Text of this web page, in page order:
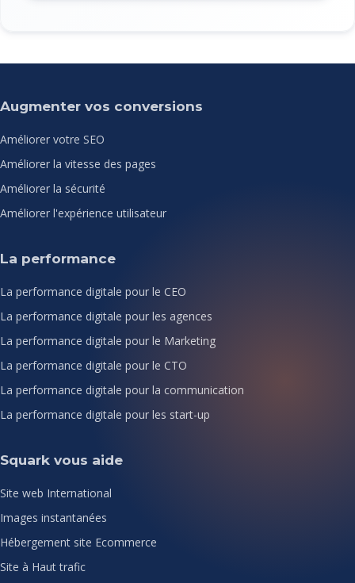
Augmenter vos conversions
Améliorer votre SEO
Améliorer la vitesse des pages
Améliorer la sécurité
Améliorer l'expérience utilisateur
La performance
La performance digitale pour le CEO
La performance digitale pour les agences
La performance digitale pour le Marketing
La performance digitale pour le CTO
La performance digitale pour la communication
La performance digitale pour les start-up
Squark vous aide
Site web International
Images instantanées
Hébergement site Ecommerce
Site à Haut trafic